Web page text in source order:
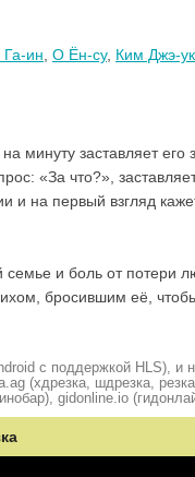
ин О Ён-су, Ким Джэ-ук
минуту заставляет
«За что?»,
на первый взгляд
и боль от
бросившим её,
с поддержкой HLS),
(хдрезка, шдрезка,
gidonline.io